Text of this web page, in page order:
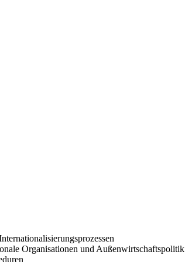
Organisationen und Außenwirtschaftspolitik